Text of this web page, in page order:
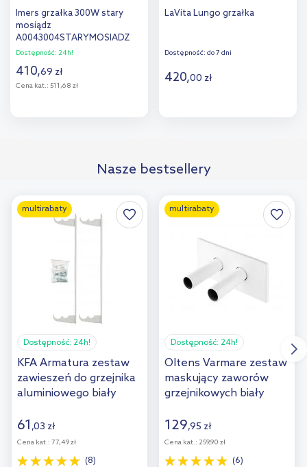
Imers grzałka 300W stary
mosiądz
A0043004STARYMOSIADZ
Dostępność: 24h!
410,69 zł
Cena kat.: 511,68 zł
porównania
LaVita Lungo grzałka
Dostępność: do 7 dni
420,00 zł
porównania
Nasze bestsellery
multirabaty
Dostępność: 24h!
KFA Armatura zestaw
zawieszeń do grzejnika
aluminiowego biały
61 ,03 zł
Cena kat.: 77,49 zł
(8)
multirabaty
Dostępność: 24h!
Oltens Varmare zestaw
maskujący zaworów
grzejnikowych biały
129,95 zł
Cena kat.: 259,90 zł
(6)